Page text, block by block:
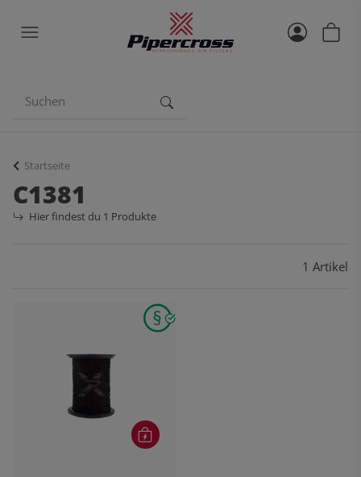
Startseite
C1381
Hier findest du 1 Produkte
1 Artikel